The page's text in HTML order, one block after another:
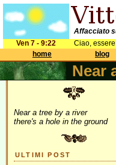
Affacciato
Ven 7 - 9:22
Ciao,
home
blog
Near
Near a tree by a river
there's a hole in the ground
ULTIMI POST